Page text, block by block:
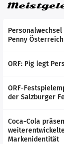
Penny
ORF: Pig legt
ORF-
der Salzburger
Coca-Cola
Markenidentität